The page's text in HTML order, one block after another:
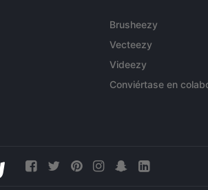
Brusheezy
Vecteezy
Videezy
Conviértase en